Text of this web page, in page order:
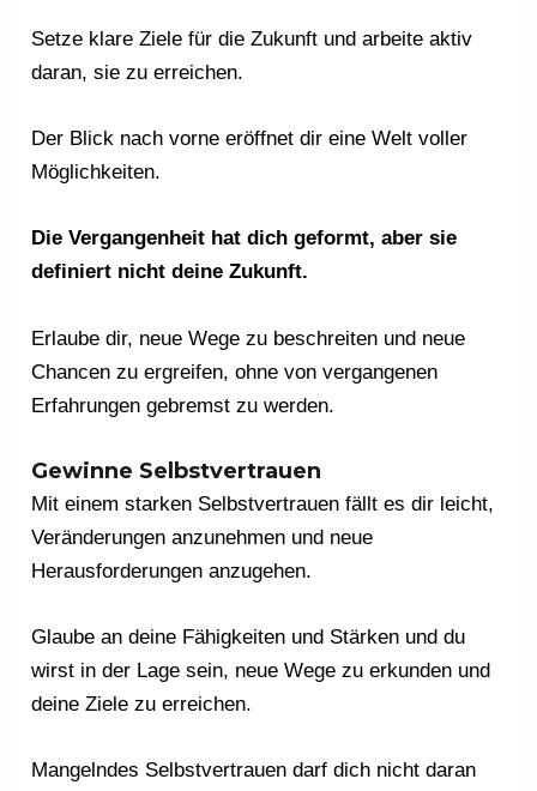
Setze klare Ziele für die Zukunft und arbeite aktiv
daran, sie zu erreichen.
Der Blick nach vorne eröffnet dir eine Welt voller
Möglichkeiten.
Die Vergangenheit hat dich geformt, aber sie
definiert nicht deine Zukunft.
Erlaube dir, neue Wege zu beschreiten und neue
Chancen zu ergreifen, ohne von vergangenen
Erfahrungen gebremst zu werden.
Gewinne Selbstvertrauen
Mit einem starken Selbstvertrauen fällt es dir leicht,
Veränderungen anzunehmen und neue
Herausforderungen anzugehen.
Glaube an deine Fähigkeiten und Stärken und du
wirst in der Lage sein, neue Wege zu erkunden und
deine Ziele zu erreichen.
Mangelndes Selbstvertrauen darf dich nicht daran